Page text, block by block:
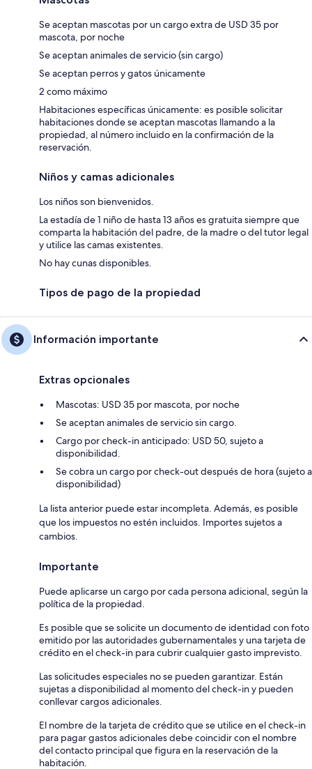
Se aceptan mascotas por un cargo extra de USD 35 por
mascota, por noche
Se aceptan animales de servicio (sin cargo)
Se aceptan perros y gatos únicamente
2 como máximo
Habitaciones específicas únicamente: es posible solicitar
habitaciones donde se aceptan mascotas llamando a la
propiedad, al número incluido en la confirmación de la
reservación.
Niños y camas adicionales
Los niños son bienvenidos.
La estadía de 1 niño de hasta 13 años es gratuita siempre que
comparta la habitación del padre, de la madre o del tutor legal
y utilice las camas existentes.
No hay cunas disponibles.
Tipos de pago de la propiedad
Información importante
Extras opcionales
Mascotas: USD 35 por mascota, por noche
Se aceptan animales de servicio sin cargo.
Cargo por check-in anticipado: USD 50, sujeto a
disponibilidad.
Se cobra un cargo por check-out después de hora (sujeto a
disponibilidad)
La lista anterior puede estar incompleta. Además, es posible
que los impuestos no estén incluidos. Importes sujetos a
cambios.
Importante
Puede aplicarse un cargo por cada persona adicional, según la
política de la propiedad.
Es posible que se solicite un documento de identidad con foto
emitido por las autoridades gubernamentales y una tarjeta de
crédito en el check-in para cubrir cualquier gasto imprevisto.
Las solicitudes especiales no se pueden garantizar. Están
sujetas a disponibilidad al momento del check-in y pueden
conllevar cargos adicionales.
El nombre de la tarjeta de crédito que se utilice en el check-in
para pagar gastos adicionales debe coincidir con el nombre
del contacto principal que figura en la reservación de la
habitación.